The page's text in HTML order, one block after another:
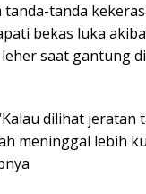
tanda
bekas luka
saat gantung
dilihat jeratan
meninggal lebih